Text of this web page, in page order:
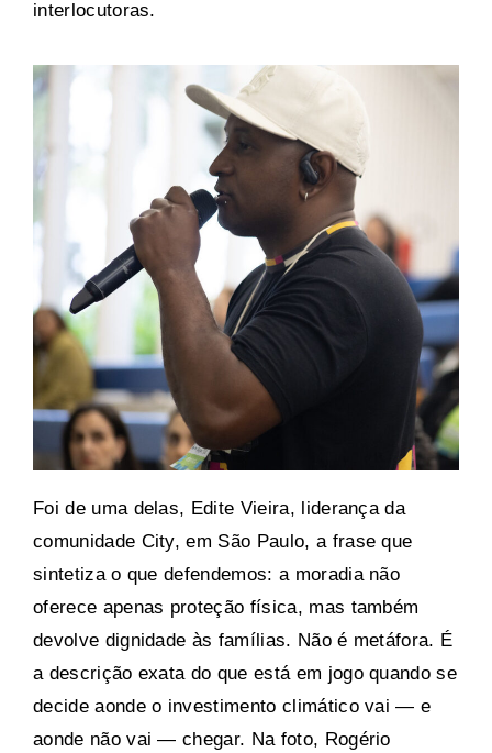
interlocutoras.
Foi de uma delas, Edite Vieira, liderança da
comunidade City, em São Paulo, a frase que
sintetiza o que defendemos: a moradia não
oferece apenas proteção física, mas também
devolve dignidade às famílias. Não é metáfora. É
a descrição exata do que está em jogo quando se
decide aonde o investimento climático vai — e
aonde não vai — chegar. Na foto, Rogério